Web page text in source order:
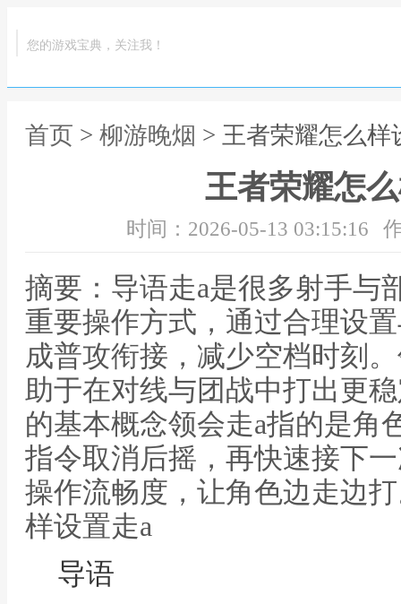
您的游戏宝典，关注我！
首页 > 柳游晚烟 > 王者荣耀怎么样
王者荣耀怎
时间：2026-05-13 03:15:16
摘要：导语走a是很多射手与
重要操作方式，通过合理设
成普攻衔接，减少空档时刻
助于在对线与团战中打出更
的基本概念领会走a指的是角
指令取消后摇，再快速接下
操作流畅度，让角色边走边
样设置走a
导语